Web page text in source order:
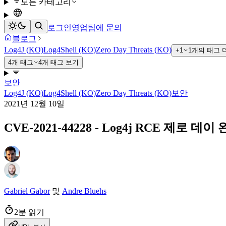
모든 카테고리
로그인영업팀에 문의
블로그
Log4J (KO)Log4Shell (KO)Zero Day Threats (KO) +1
1개의 태그
4개 태그
4개 태그 보기
보안
Log4J (KO)Log4Shell (KO)Zero Day Threats (KO)보안
2021년 12월 10일
CVE-2021-44228 - Log4j RCE 제로 데이
Gabriel Gabor및 Andre Bluehs
2분 읽기